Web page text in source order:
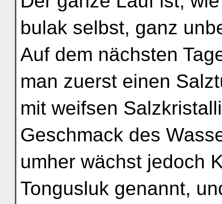
bulak selbst, ganz
Auf dem nächsten
man zuerst einen
mit weifsen
Geschmack des
umher wächst jedoch
Tongusluk genannt,